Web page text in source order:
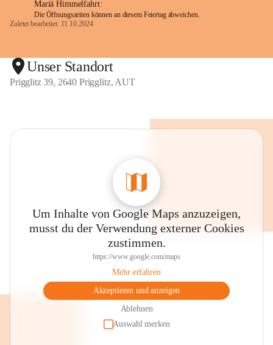
Mariä Himmelfahrt:
Die Öffnungszeiten können an diesem Feiertag abweichen.
Zuletzt bearbeitet: 11.10.2024
Unser Standort
Prigglitz 39, 2640 Prigglitz, AUT
Um Inhalte von Google Maps anzuzeigen,
musst du der Verwendung externer Cookies
zustimmen.
https://www.google.com/maps
Mehr erfahren
Akzeptieren und anzeigen
Ablehnen
Auswahl merken